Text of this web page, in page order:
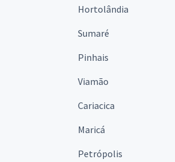
Hortolândia
Sumaré
Pinhais
Viamão
Cariacica
Maricá
Petrópolis